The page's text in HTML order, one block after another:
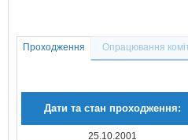
Проходження Опрацювання
Дати та стан проходження:
25.10.2001